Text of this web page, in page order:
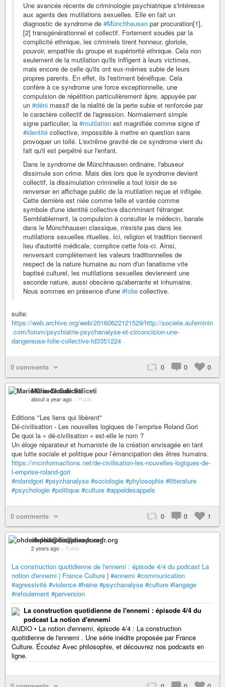
Une avancée récente de criminologie psychiatrique s'intéresse
aux agents des mutilations sexuelles. Elle en fait un
diagnostic de syndrome de #Münchhausen par procuration[1],
[2] transgénérationnel et collectif. Fortement soudés par la
complicité ethnique, les criminels tirent honneur, gloriole,
pouvoir, empathie du groupe et supériorité ethnique. Cela non
seulement de la mutilation qu'ils infligent à leurs victimes,
mais encore de celle qu'ils ont eux-mêmes subie de leurs
propres parents. En effet, ils l'estiment bénéfique. Cela
confère à ce syndrome une force exceptionnelle, une
compulsion de répétition particulièrement âpre, appuyée par
un #déni massif de la réalité de la perte subie et renforcée par
le caractère collectif de l'agression. Normalement simple
signe particulier, la #mutilation est magnifiée comme signe d'
#identité collective, impossible à mettre en question sans
provoquer un tollé. L'extrême gravité de ce syndrome vient du
fait qu'il est perpétré sur l'enfant.
Dans le syndrome de Münchhausen ordinaire, l'abuseur
dissimule son crime. Mais dès lors que le syndrome devient
collectif, la dissimulation criminelle a tout loisir de se
renverser en affichage public de la mutilation reçue et infligée.
Cette dernière est niée comme telle et vantée comme
symbole d'une identité collective discriminant l'étranger.
Semblablement, la compulsion à consulter le médecin, banale
dans le Münchhausen classique, n'existe pas dans les
mutilations sexuelles rituelles. Ici, religion et tradition tiennent
lieu d'autorité médicale, complice cette fois-ci. Ainsi,
renversant complètement les valeurs traditionnelles de
respect de la nature humaine au nom d'un fanatisme vite
baptisé culturel, les mutilations sexuelles deviennent une
seconde nature, aussi obscène qu'aberrante et inhumaine.
Nous sommes en présence d'une #folie collective.
suite:
https://web.archive.org/web/20160622121529/http://societe.aufeminin
.com/forum/psychiatrie-psychanalyse-et-circoncision-une-
dangereuse-folie-collective-fd3351224
0 comments 0 0 0
Marie-Claude Saliceti
about a year ago – Public
Editions "Les liens qui libèrent"
Dé-civilisation - Les nouvelles logiques de l’emprise Roland Gori
De quoi la « dé-civilisation » est-elle le nom ?
Un éloge réparateur et humaniste de la création envisagée en tant
que lutte sociale et politique pour l’émancipation des êtres humains.
https://mcinformactions.net/de-civilisation-les-nouvelles-logiques-de-
l-emprise-roland-gori
#rolandgori #psychanalyse #sociologie #phylosophie #litterature
#psychologie #politique #culture #appeldesappels
0 comments 0 0 1
ohdeifepha@diaspora-fr.org
2 years ago – Public
La construction quotidienne de l'ennemi : épisode 4/4 du podcast La
notion d'ennemi | France Culture | #ennemi #communication
#agressivité #violence #haine #psychanalyse #culture #langage
#refoulement #perversion
La construction quotidienne de l'ennemi : épisode 4/4 du
podcast La notion d'ennemi
AUDIO • La notion d'ennemi, épisode 4/4 : La construction
quotidienne de l'ennemi . Une série inédite proposée par France
Culture. Écoutez Avec philosophie, et découvrez nos podcasts en
ligne.